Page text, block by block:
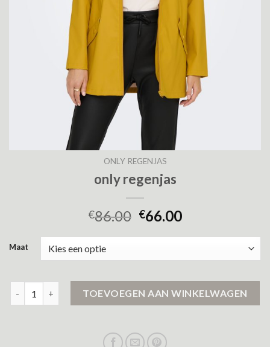
ONLY REGENJAS
only regenjas
€86.00 €66.00
Maat
TOEVOEGEN AAN WINKELWAGEN